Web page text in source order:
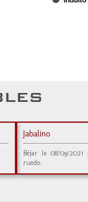
Jabalino
Béjar le 08/09/
ruedo.